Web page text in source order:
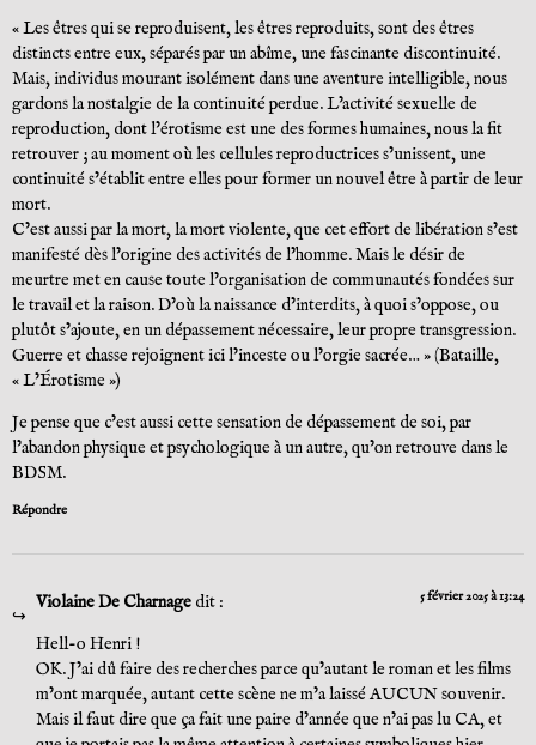
« Les êtres qui se reproduisent, les êtres reproduits, sont des êtres
distincts entre eux, séparés par un abîme, une fascinante discontinuité.
Mais, individus mourant isolément dans une aventure intelligible, nous
gardons la nostalgie de la continuité perdue. L’activité sexuelle de
reproduction, dont l’érotisme est une des formes humaines, nous la fit
retrouver ; au moment où les cellules reproductrices s’unissent, une
continuité s’établit entre elles pour former un nouvel être à partir de leur
mort.
C’est aussi par la mort, la mort violente, que cet effort de libération s’est
manifesté dès l’origine des activités de l’homme. Mais le désir de
meurtre met en cause toute l’organisation de communautés fondées sur
le travail et la raison. D’où la naissance d’interdits, à quoi s’oppose, ou
plutôt s’ajoute, en un dépassement nécessaire, leur propre transgression.
Guerre et chasse rejoignent ici l’inceste ou l’orgie sacrée… » (Bataille,
« L’Érotisme »)
Je pense que c’est aussi cette sensation de dépassement de soi, par
l’abandon physique et psychologique à un autre, qu’on retrouve dans le
BDSM.
Répondre
Violaine De Charnage dit : 5 février 2025 à 13:24
Hell-o Henri !
OK. J’ai dû faire des recherches parce qu’autant le roman et les films
m’ont marquée, autant cette scène ne m’a laissé AUCUN souvenir.
Mais il faut dire que ça fait une paire d’année que n’ai pas lu CA, et